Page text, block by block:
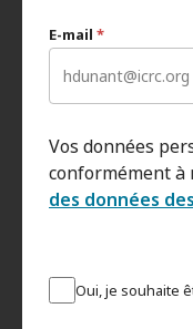
E-mail *
Vos données
conformément à
des données
Oui, je souhaite